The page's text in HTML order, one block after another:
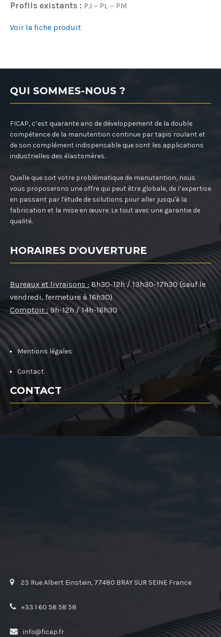
Profils existants : PJ – PL – PM
Voir la fiche produit
QUI SOMMES-NOUS ?
FICAP, c’est quarante ans de développement de la double
compétence de la manutention continue par tapis roulant et
de son complément indispensable que sont les applications
industrielles des élastomères.
Quelle que soit votre problématique de manutention, nous
vous proposerons une offre qui peut être globale, de l’expertise
en passant par l'étude de solutions pour aller jusqu'à la
fabrication et la mise en œuvre. Le tout avec une garantie de
qualité.
HORAIRES D'OUVERTURE
Bureaux et livraisons : 8h30-12h / 13h30-17h30 (sauf le
vendredi, fermeture à 16h30)
Comptoir : 9h-12h / 14h-16h30
Mentions légales
Contact
CONTACT
23 Rue Albert Einstein, 77480 BRAY SUR SEINE France
+33 1 60 58 58 58
info@ficap.fr